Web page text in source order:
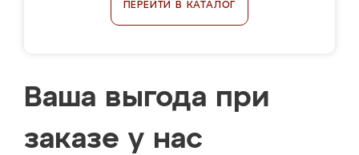
ПЕРЕЙТИ В КАТАЛОГ
Ваша выгода при
заказе у нас